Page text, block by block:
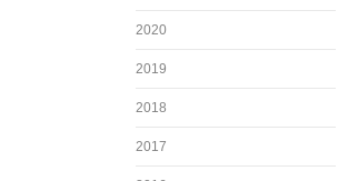
2020
2019
2018
2017